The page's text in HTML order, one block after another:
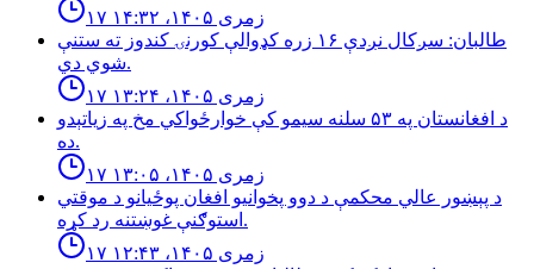
۱۷ زمری ۱۴۰۵، ۱۴:۳۲
طالبان: سږكال نږدې ١۶ زره كډوالې كورنۍ كندوز ته ستنې
شوي دي.
۱۷ زمری ۱۴۰۵، ۱۳:۲۴
د افغانستان په ۵۳ سلنه سيمو كې خوارځواکي مخ په زياتېدو
ده.
۱۷ زمری ۱۴۰۵، ۱۳:۰۵
د پېښور عالي محکمې د دوو پخوانیو افغان پوځیانو د موقتي
استوګنې غوښتنه رد کړه.
۱۷ زمری ۱۴۰۵، ۱۲:۴۳